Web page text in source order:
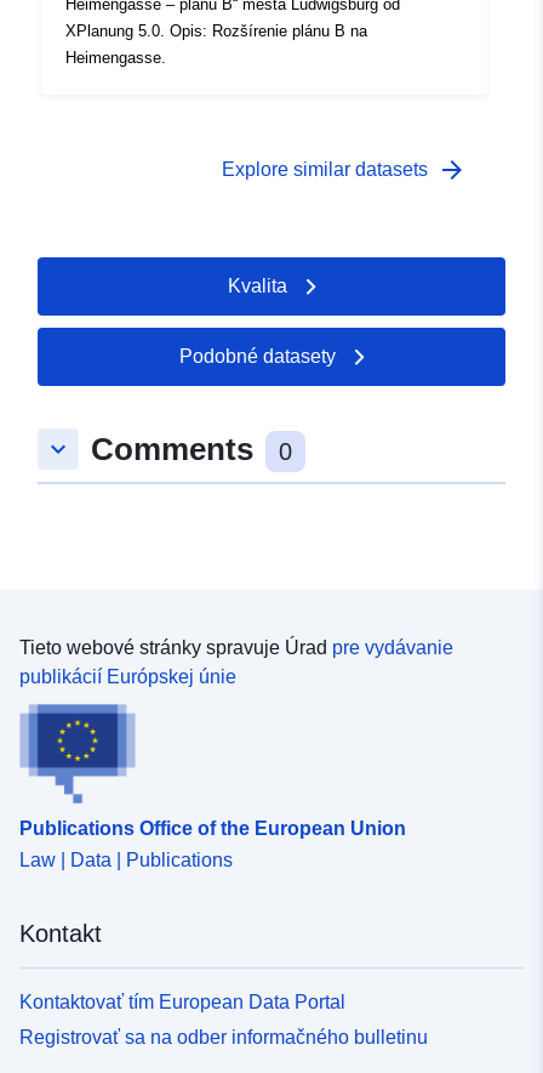
Heimengasse – plánu B“ mesta Ludwigsburg od
XPlanung 5.0. Opis: Rozšírenie plánu B na
Heimengasse.
Explore similar datasets arrow_forward
Kvalita
Podobné datasety
keyboard_arrow_down Comments 0
Tieto webové stránky spravuje Úrad pre vydávanie
publikácií Európskej únie
Publications Office of the European Union
Law | Data | Publications
Kontakt
Kontaktovať tím European Data Portal
Registrovať sa na odber informačného bulletinu